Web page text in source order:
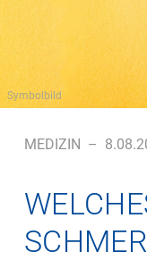
Symbolbild
MEDIZIN –